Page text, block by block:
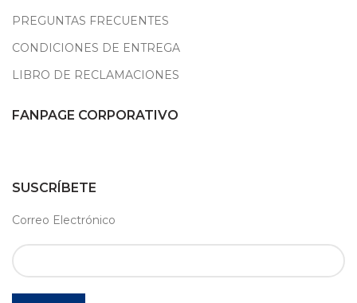
PREGUNTAS FRECUENTES
CONDICIONES DE ENTREGA
LIBRO DE RECLAMACIONES
FANPAGE CORPORATIVO
SUSCRÍBETE
Correo Electrónico